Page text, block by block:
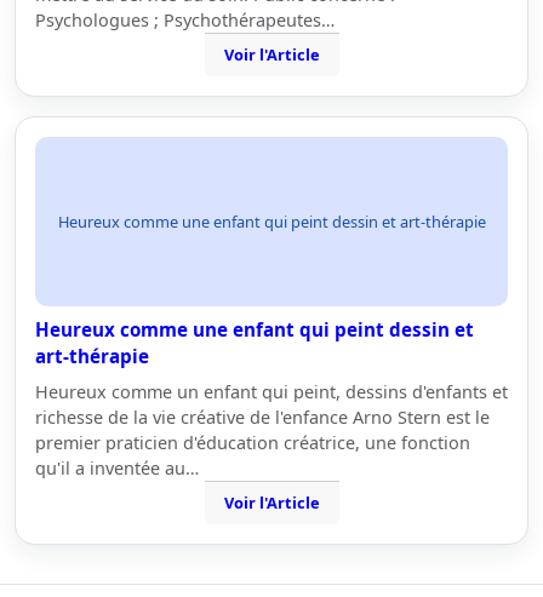
Psychologues ; Psychothérapeutes…
Voir l'Article
Heureux comme une enfant qui peint dessin et art-thérapie
Heureux comme une enfant qui peint dessin et
art-thérapie
Heureux comme un enfant qui peint, dessins d'enfants et
richesse de la vie créative de l'enfance Arno Stern est le
premier praticien d'éducation créatrice, une fonction
qu'il a inventée au…
Voir l'Article